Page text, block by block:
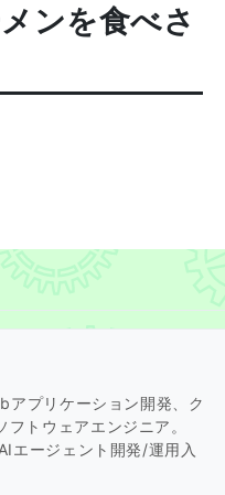
ンを食べさ
アプリケーション開発、ク
トウェアエンジニア。
エージェント開発/運用入